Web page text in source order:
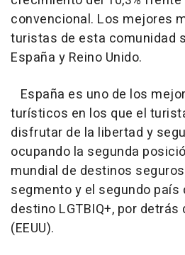
convencional. Los mejores
turistas de esta comunidad
España y Reino Unido.
España es uno de los
turísticos en los que el
disfrutar de la libertad y
ocupando la segunda
mundial de destinos
segmento y el segundo país
destino LGTBIQ+, por
(EEUU).